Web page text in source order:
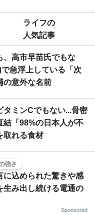
ライフの
人気記事
、高市早苗氏でもな
急浮上している「次
の意外な名前
タミンCでもない...骨密
結「98%の日本人が不
取れる食材
強さ
に込められた驚きや感
生み出し続ける電通の
Sponsored